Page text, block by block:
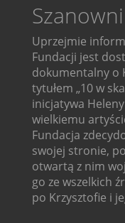
Uprzejmie
Fundacji jest
dokumentalny o
tytułem „10 w
inicjatywa Heleny
wielkiemu
Fundacja
swojej stronie,
otwartą z nim
go ze wszelkich
po Krzysztofie i